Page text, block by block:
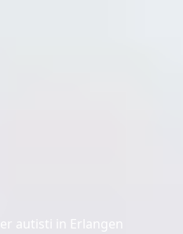
autisti in Erlangen